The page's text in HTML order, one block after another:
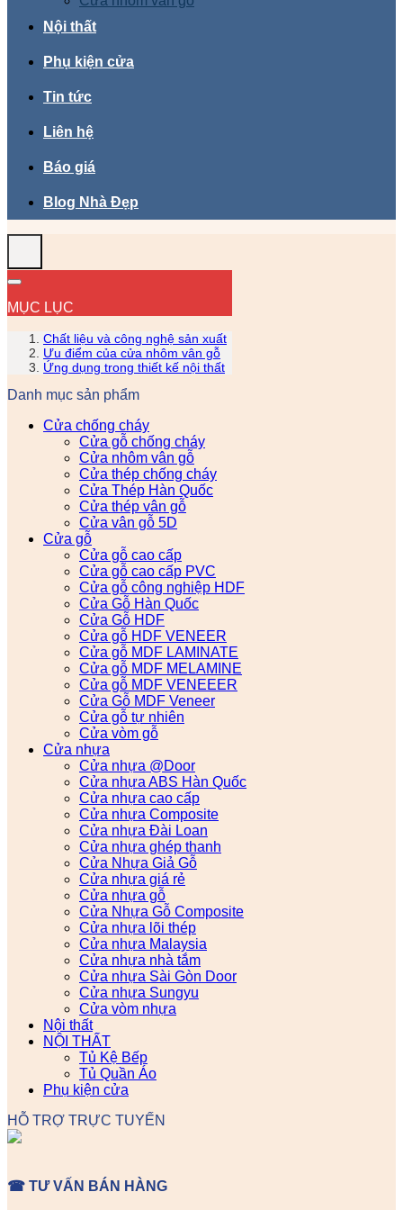
Nội thất
Phụ kiện cửa
Tin tức
Liên hệ
Báo giá
Blog Nhà Đẹp
MỤC LỤC
Chất liệu và công nghệ sản xuất
Ưu điểm của cửa nhôm vân gỗ
Ứng dụng trong thiết kế nội thất
Danh mục sản phẩm
Cửa chống cháy
Cửa gỗ chống cháy
Cửa nhôm vân gỗ
Cửa thép chống cháy
Cửa Thép Hàn Quốc
Cửa thép vân gỗ
Cửa vân gỗ 5D
Cửa gỗ
Cửa gỗ cao cấp
Cửa gỗ cao cấp PVC
Cửa gỗ công nghiệp HDF
Cửa Gỗ Hàn Quốc
Cửa Gỗ HDF
Cửa gỗ HDF VENEER
Cửa gỗ MDF LAMINATE
Cửa gỗ MDF MELAMINE
Cửa gỗ MDF VENEEER
Cửa Gỗ MDF Veneer
Cửa gỗ tự nhiên
Cửa vòm gỗ
Cửa nhựa
Cửa nhựa @Door
Cửa nhựa ABS Hàn Quốc
Cửa nhựa cao cấp
Cửa nhựa Composite
Cửa nhựa Đài Loan
Cửa nhựa ghép thanh
Cửa Nhựa Giả Gỗ
Cửa nhựa giá rẻ
Cửa nhựa gỗ
Cửa Nhựa Gỗ Composite
Cửa nhựa lõi thép
Cửa nhựa Malaysia
Cửa nhựa nhà tắm
Cửa nhựa Sài Gòn Door
Cửa nhựa Sungyu
Cửa vòm nhựa
Nội thất
NỘI THẤT
Tủ Kệ Bếp
Tủ Quần Áo
Phụ kiện cửa
HỖ TRỢ TRỰC TUYẾN
☎ TƯ VẤN BÁN HÀNG